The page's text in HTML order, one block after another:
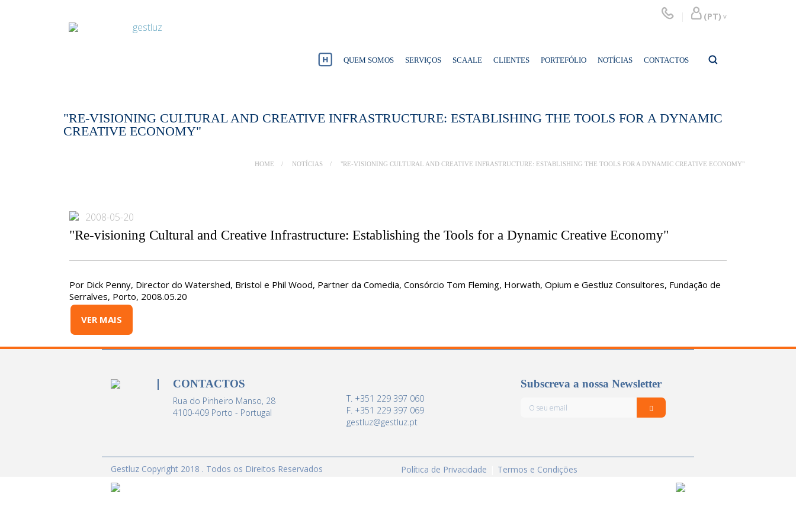
QUEM SOMOS SERVIÇOS SCAALE CLIENTES PORTEFÓLIO NOTÍCIAS CONTACTOS
"RE-VISIONING CULTURAL AND CREATIVE INFRASTRUCTURE: ESTABLISHING THE TOOLS FOR A DYNAMIC
CREATIVE ECONOMY"
HOME NOTÍCIAS "RE-VISIONING CULTURAL AND CREATIVE INFRASTRUCTURE: ESTABLISHING THE TOOLS FOR A DYNAMIC CREATIVE ECONOMY"
2008-05-20
"Re-visioning Cultural and Creative Infrastructure: Establishing the Tools for a Dynamic Creative Economy"
Por Dick Penny, Director do Watershed, Bristol e Phil Wood, Partner da Comedia, Consórcio Tom Fleming, Horwath, Opium e Gestluz Consultores, Fundação de
Serralves, Porto, 2008.05.20
VER MAIS
CONTACTOS
Rua do Pinheiro Manso, 28
4100-409 Porto - Portugal
T. +351 229 397 060
F. +351 229 397 069
gestluz@gestluz.pt
Subscreva a nossa Newsletter
Gestluz Copyright 2018 . Todos os Direitos Reservados Política de Privacidade Termos e Condições